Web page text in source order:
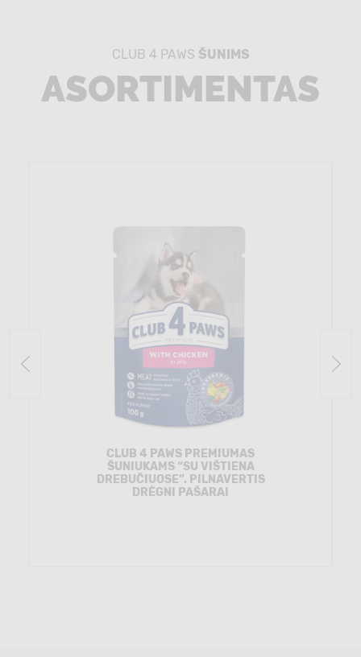
CLUB 4 PAWS ŠUNIMS
ASORTIMENTAS
CLUB 4 PAWS PREMIUMAS
ŠUNIUKAMS “SU VIŠTIENA
DREBUČIUOSE”. PILNAVERTIS
DRĖGNI PAŠARAI